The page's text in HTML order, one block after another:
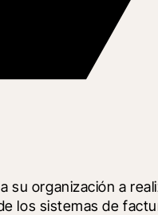
organización a
los sistemas de